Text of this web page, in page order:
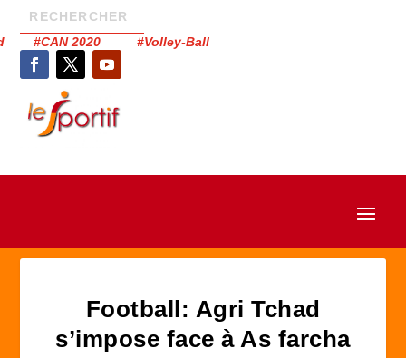
#CAN 2020 #Volley-Ball
Football: Agri Tchad
s’impose face à As farcha